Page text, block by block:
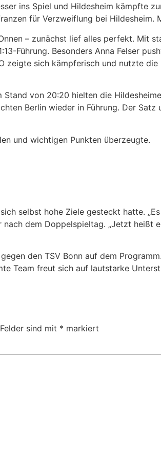
ins Spiel und Hildesheim kämpfte
für Verzweiflung bei Hildesheim.
– zunächst lief alles perfekt. Mit
Führung. Besonders Anna Felser
sich kämpferisch und nutzte
von 20:20 hielten die
Berlin wieder in Führung. Der
und wichtigen Punkten überzeugte.
selbst hohe Ziele gesteckt hatte.
dem Doppelspieltag. „Jetzt heißt
den TSV Bonn auf dem
Team freut sich auf lautstarke
sind mit * markiert